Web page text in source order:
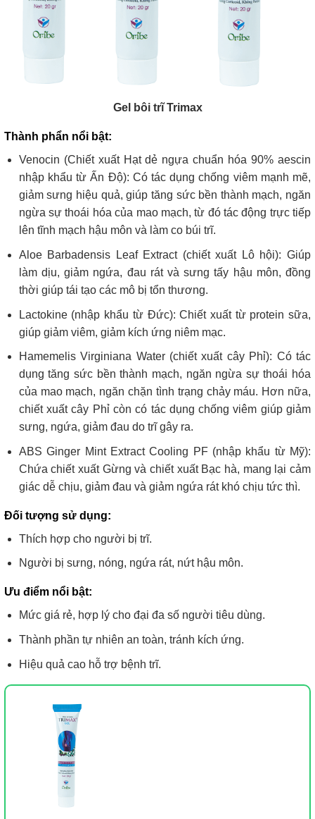
Gel bôi trĩ Trimax
Thành phẩn nổi bật:
Venocin (Chiết xuất Hạt dẻ ngựa chuẩn hóa 90% aescin
nhập khẩu từ Ấn Độ): Có tác dụng chống viêm mạnh mẽ,
giảm sưng hiệu quả, giúp tăng sức bền thành mạch, ngăn
ngừa sự thoái hóa của mao mạch, từ đó tác động trực tiếp
lên tĩnh mạch hậu môn và làm co búi trĩ.
Aloe Barbadensis Leaf Extract (chiết xuất Lô hội): Giúp
làm dịu, giảm ngứa, đau rát và sưng tấy hậu môn, đồng
thời giúp tái tạo các mô bị tổn thương.
Lactokine (nhập khẩu từ Đức): Chiết xuất từ protein sữa,
giúp giảm viêm, giảm kích ứng niêm mạc.
Hamemelis Virginiana Water (chiết xuất cây Phỉ): Có tác
dụng tăng sức bền thành mạch, ngăn ngừa sự thoái hóa
của mao mạch, ngăn chặn tình trạng chảy máu. Hơn nữa,
chiết xuất cây Phỉ còn có tác dụng chống viêm giúp giảm
sưng, ngứa, giảm đau do trĩ gây ra.
ABS Ginger Mint Extract Cooling PF (nhập khẩu từ Mỹ):
Chứa chiết xuất Gừng và chiết xuất Bạc hà, mang lại cảm
giác dễ chịu, giảm đau và giảm ngứa rát khó chịu tức thì.
Đối tượng sử dụng:
Thích hợp cho người bị trĩ.
Người bị sưng, nóng, ngứa rát, nứt hậu môn.
Ưu điểm nổi bật:
Mức giá rẻ, hợp lý cho đại đa số người tiêu dùng.
Thành phần tự nhiên an toàn, tránh kích ứng.
Hiệu quả cao hỗ trợ bệnh trĩ.